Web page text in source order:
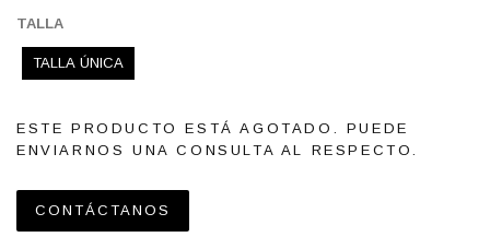
TALLA
TALLA ÚNICA
ESTE PRODUCTO ESTÁ AGOTADO. PUEDE
ENVIARNOS UNA CONSULTA AL RESPECTO.
CONTÁCTANOS